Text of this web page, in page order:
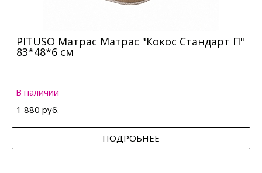
PITUSO Матрас Матрас "Кокос Стандарт П"
83*48*6 см
В наличии
1 880 руб.
ПОДРОБНЕЕ